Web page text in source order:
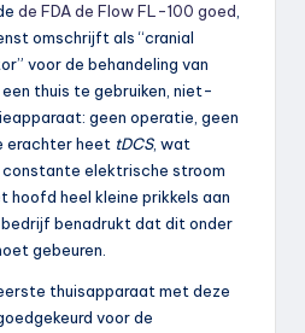
de FDA de Flow FL-100 goed,
omschrijft als “cranial
voor de behandeling van
thuis te gebruiken, niet-
geen operatie, geen
erachter heet tDCS, wat
elektrische stroom
hoofd heel kleine prikkels aan
benadrukt dat dit onder
gebeuren.
thuisapparaat met deze
voor de